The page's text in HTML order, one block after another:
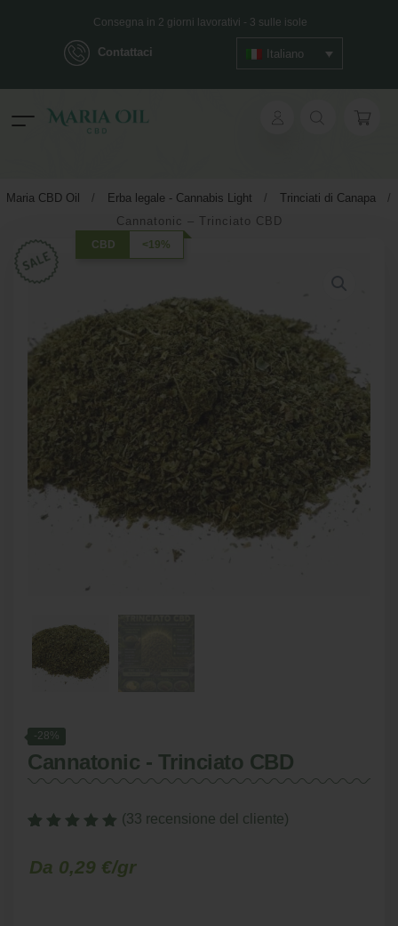
Contattaci
Consegna in 2 giorni lavorativi - 3 sulle isole
Spedizione ANONIMA
Italiano
Maria CBD Oil / Erba legale - Cannabis Light / Trinciati di Canapa
/
Cannatonic – Trinciato CBD
CBD <19%
-28%
Cannatonic - Trinciato CBD
su 5 su
(33 recensione del cliente)
-Fascia
-Fascia
Da 0,29 €/gr